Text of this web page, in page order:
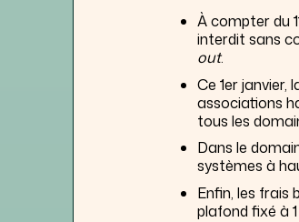
À compter du
interdit sans
out.
Ce 1er janvier,
associations
tous les
Dans le
systèmes à
Enfin, les frais
plafond fixé à